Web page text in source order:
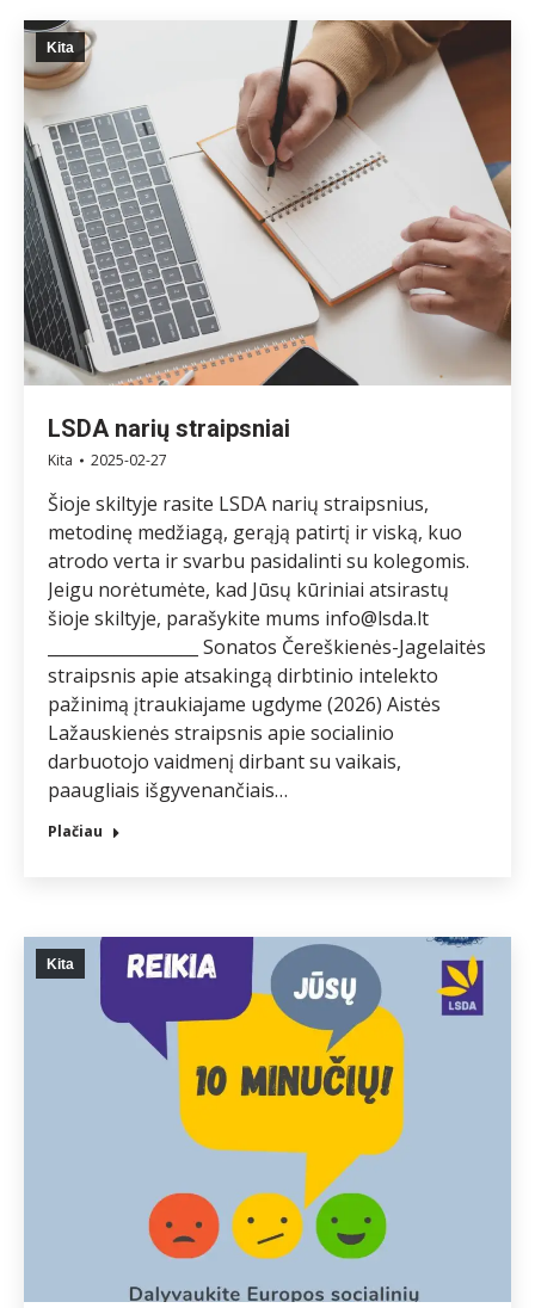
Kita
LSDA narių straipsniai
Kita 2025-02-27
Šioje skiltyje rasite LSDA narių straipsnius,
metodinę medžiagą, gerąją patirtį ir viską, kuo
atrodo verta ir svarbu pasidalinti su kolegomis.
Jeigu norėtumėte, kad Jūsų kūriniai atsirastų
šioje skiltyje, parašykite mums info@lsda.lt
__________________ Sonatos Čereškienės-Jagelaitės
straipsnis apie atsakingą dirbtinio intelekto
pažinimą įtraukiajame ugdyme (2026) Aistės
Lažauskienės straipsnis apie socialinio
darbuotojo vaidmenį dirbant su vaikais,
paaugliais išgyvenančiais…
Plačiau
Kita